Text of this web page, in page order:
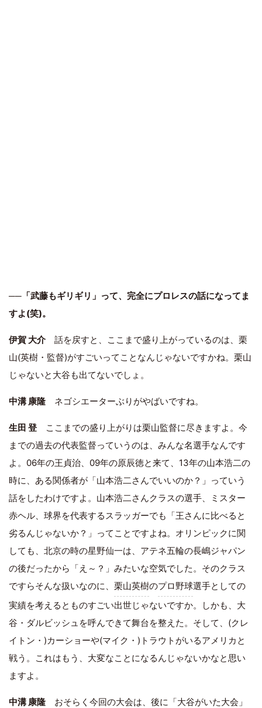
── 「武藤もギリギリ」って、完全にプロレスの話になってま
すよ(笑)。
伊賀 大介話を戻すと、ここまで盛り上がっているのは、栗
山(英樹・監督)がすごいってことなんじゃないですかね。栗山
じゃないと大谷も出てないでしょ。
中溝 康隆 ネゴシエーターぶりがやばいですね。
生田 登 ここまでの盛り上がりは栗山監督に尽きますよ。今
までの過去の代表監督っていうのは、みんな名選手なんです
よ。06年の王貞治、09年の原辰徳と来て、13年の山本浩二の
時に、ある関係者が「山本浩二さんでいいのか？」っていう
話をしたわけですよ。山本浩二さんクラスの選手、ミスター
赤ヘル、球界を代表するスラッガーでも「王さんに比べると
劣るんじゃないか？」ってことですよね。オリンピックに関
しても、北京の時の星野仙一は、アテネ五輪の長嶋ジャパン
の後だったから「え～？」みたいな空気でした。そのクラス
ですらそんな扱いなのに、 栗山英樹のプロ野球選手としての
実績を考えるとものすごい出世じゃないですか。しかも、大
谷・ダルビッシュを呼んできて舞台を整えた。そして、(クレ
イトン・)カーショーや(マイク・)トラウトがいるアメリカと
戦う。これはもう、大変なことになるんじゃないかなと思い
ますよ。
中溝 康隆 おそらく今回の大会は、後に「大谷がいた大会」